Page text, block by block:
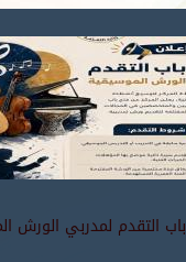
التقدم لمدربي الورش